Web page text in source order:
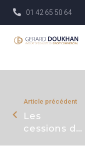
01 42 65 50 64
Article précédent
Les
cessions de